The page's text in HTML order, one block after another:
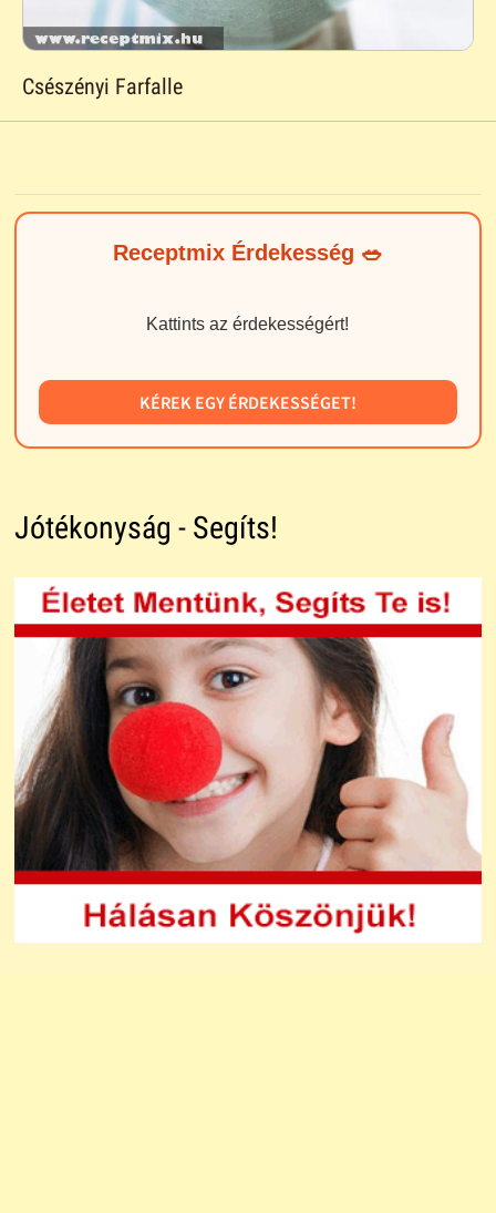
Csészényi Farfalle
Receptmix Érdekesség 🥗
Kattints az érdekességért!
KÉREK EGY ÉRDEKESSÉGET!
Jótékonyság - Segíts!